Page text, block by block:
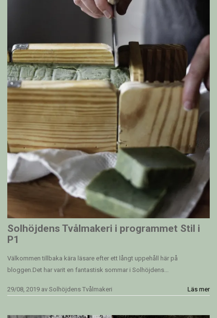
Solhöjdens Tvålmakeri i programmet Stil i
P1
Välkommen tillbaka kära läsare efter ett långt uppehåll här på
bloggen.Det har varit en fantastisk sommar i Solhöjdens...
29/08, 2019 av Solhöjdens Tvålmakeri Läs mer